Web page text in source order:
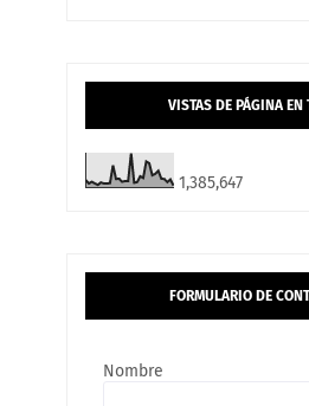
VISTAS DE PÁGINA EN
1,385,647
FORMULARIO DE
Nombre